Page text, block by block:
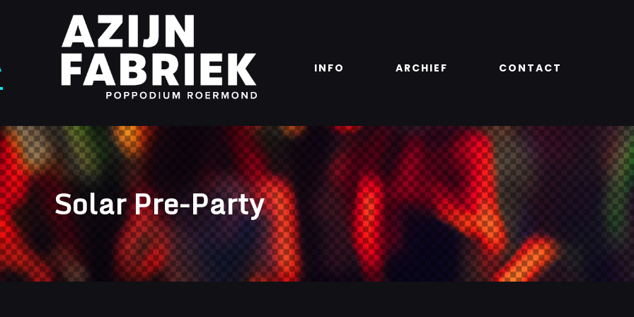
INFO ARCHIEF CONTACT
Solar Pre-Party